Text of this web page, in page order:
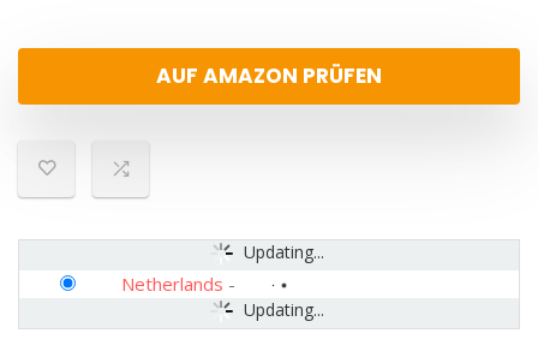
AUF AMAZON PRÜFEN
Updating...
Updating...
Netherlands -